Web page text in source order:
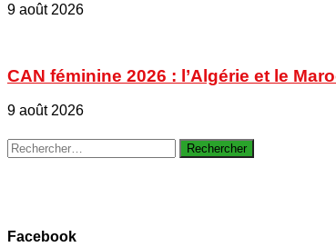
9 août 2026
CAN féminine 2026 : l’Algérie et le
9 août 2026
Rechercher :
Facebook